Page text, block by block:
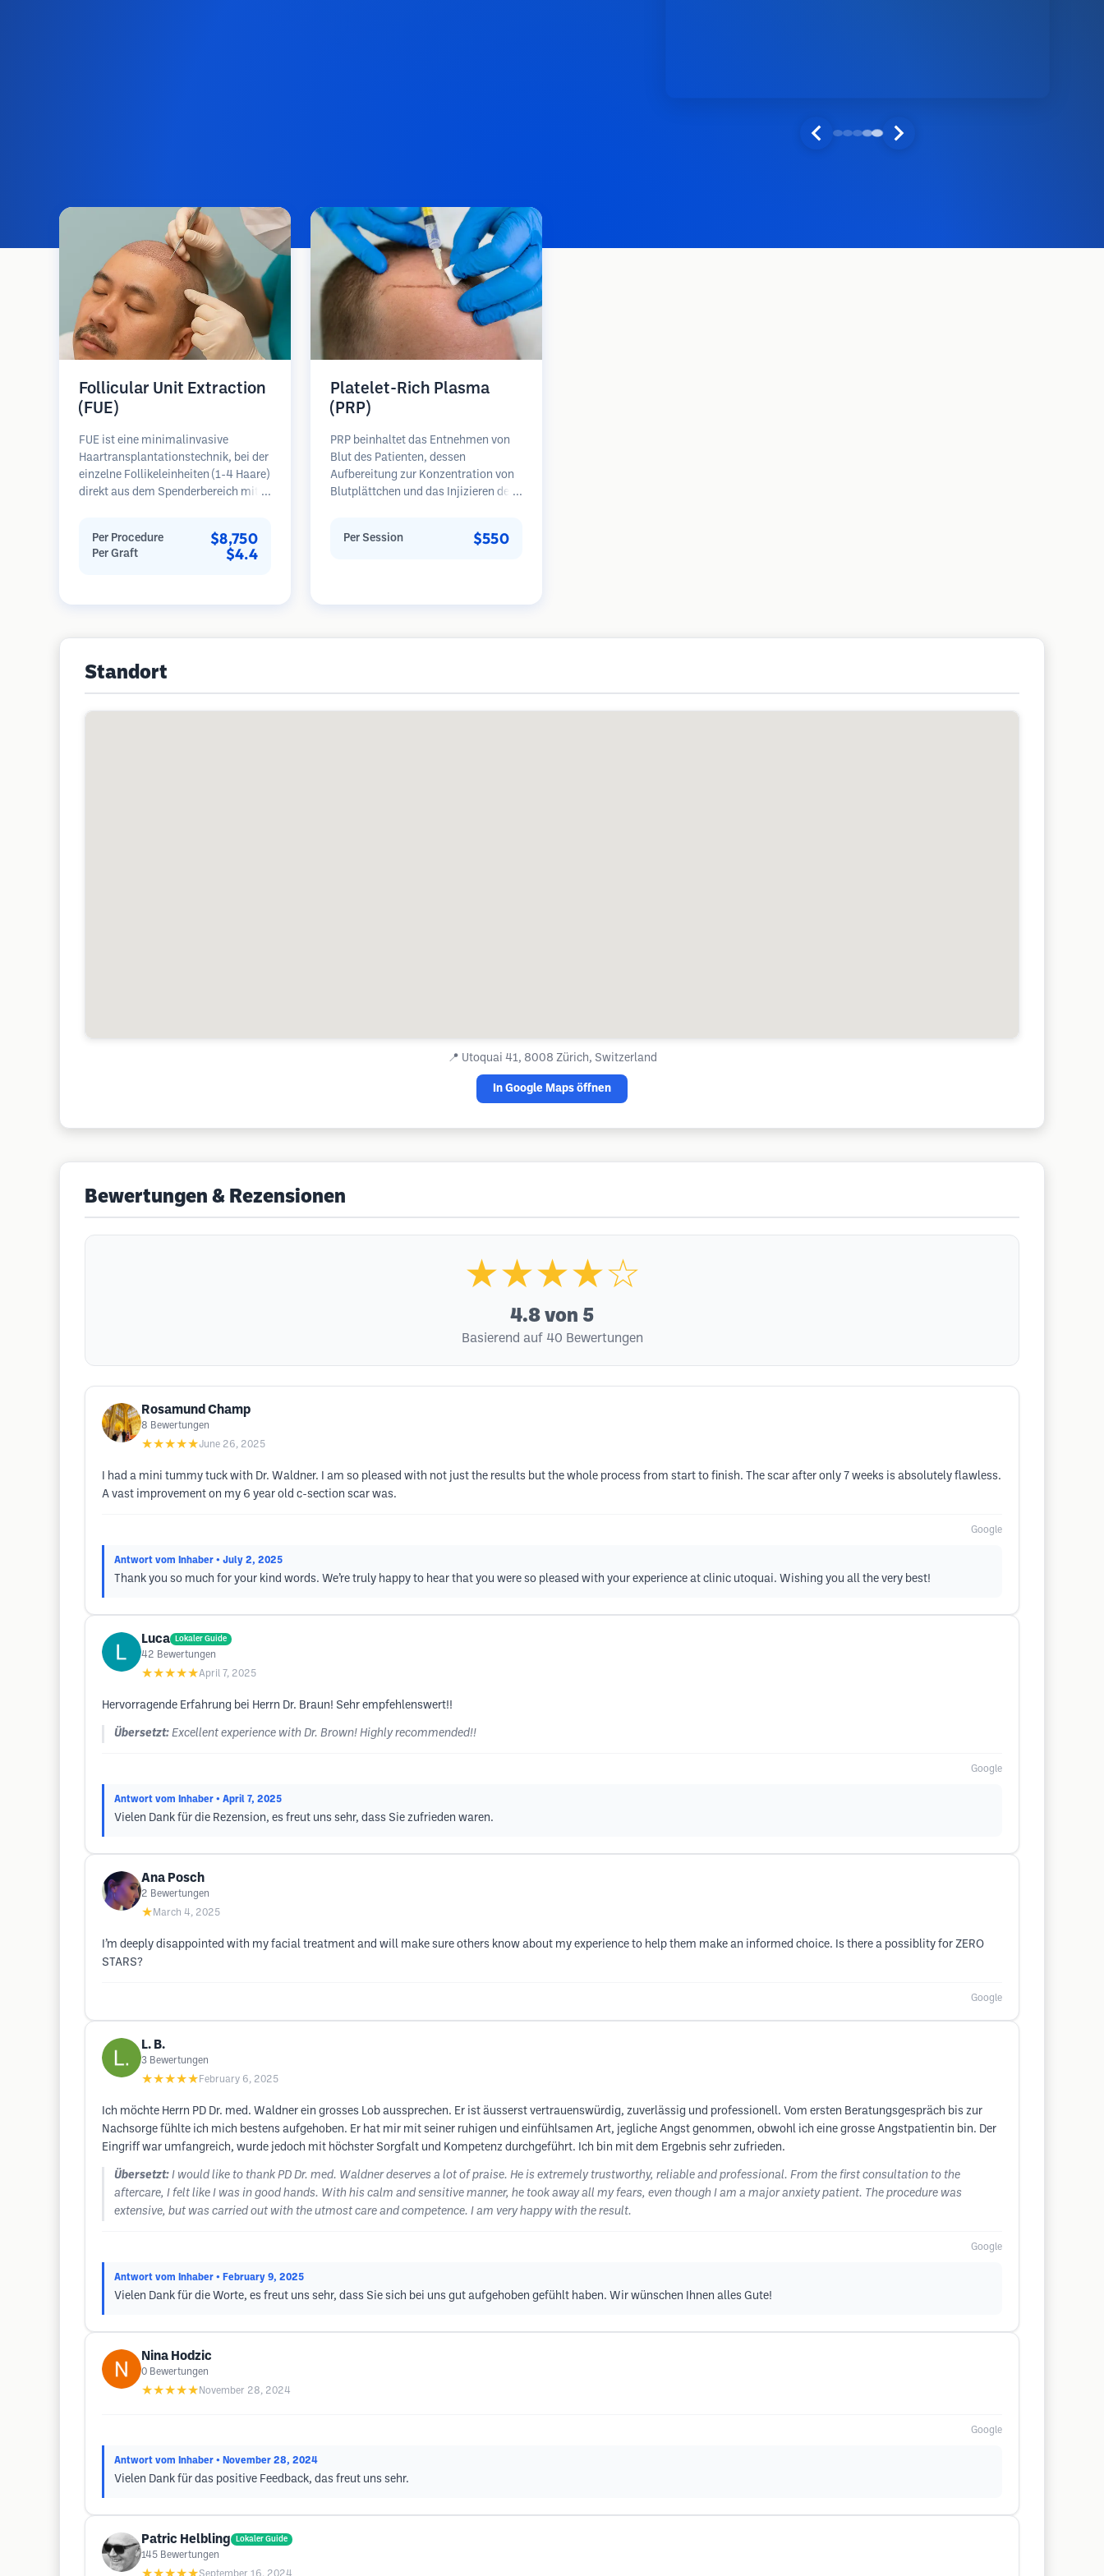
Follicular Unit Extraction
(FUE)
FUE ist eine minimalinvasive
Haartransplantationstechnik, bei der
einzelne Follikeleinheiten (1-4 Haare)
direkt aus dem Spenderbereich mit
werden dann in die
Empfängerbereiche in kahlen Zonen
Per Procedure $8,750
Per Graft $4.4
Platelet-Rich Plasma
(PRP)
PRP beinhaltet das Entnehmen von
Blut des Patienten, dessen
Aufbereitung zur Konzentration von
Blutplättchen und das Injizieren des
Wachstumsfaktoren in den
Per Session $550
Standort
📍 Utoquai 41, 8008 Zürich, Switzerland
In Google Maps öffnen
Bewertungen & Rezensionen
★★★★☆
4.8 von 5
Basierend auf 40 Bewertungen
Rosamund Champ
8 Bewertungen
★★★★★June 26, 2025
I had a mini tummy tuck with Dr. Waldner. I am so pleased with not just the results but the whole process from start to finish. The scar after only 7 weeks is absolutely flawless.
A vast improvement on my 6 year old c-section scar was.
Google
Antwort vom Inhaber • July 2, 2025
Thank you so much for your kind words. We’re truly happy to hear that you were so pleased with your experience at clinic utoquai. Wishing you all the very best!
Luca Lokaler Guide
42 Bewertungen
★★★★★April 7, 2025
Hervorragende Erfahrung bei Herrn Dr. Braun! Sehr empfehlenswert!!
Übersetzt: Excellent experience with Dr. Brown! Highly recommended!!
Google
Antwort vom Inhaber • April 7, 2025
Vielen Dank für die Rezension, es freut uns sehr, dass Sie zufrieden waren.
Ana Posch
2 Bewertungen
★ March 4, 2025
I’m deeply disappointed with my facial treatment and will make sure others know about my experience to help them make an informed choice. Is there a possiblity for ZERO
STARS?
Google
L. B.
3 Bewertungen
★★★★★ February 6, 2025
Ich möchte Herrn PD Dr. med. Waldner ein grosses Lob aussprechen. Er ist äusserst vertrauenswürdig, zuverlässig und professionell. Vom ersten Beratungsgespräch bis zur
Nachsorge fühlte ich mich bestens aufgehoben. Er hat mir mit seiner ruhigen und einfühlsamen Art, jegliche Angst genommen, obwohl ich eine grosse Angstpatientin bin. Der
Eingriff war umfangreich, wurde jedoch mit höchster Sorgfalt und Kompetenz durchgeführt. Ich bin mit dem Ergebnis sehr zufrieden.
Übersetzt: I would like to thank PD Dr. med. Waldner deserves a lot of praise. He is extremely trustworthy, reliable and professional. From the first consultation to the
aftercare, I felt like I was in good hands. With his calm and sensitive manner, he took away all my fears, even though I am a major anxiety patient. The procedure was
extensive, but was carried out with the utmost care and competence. I am very happy with the result.
Google
Antwort vom Inhaber • February 9, 2025
Vielen Dank für die Worte, es freut uns sehr, dass Sie sich bei uns gut aufgehoben gefühlt haben. Wir wünschen Ihnen alles Gute!
Nina Hodzic
0 Bewertungen
★★★★★ November 28, 2024
Google
Antwort vom Inhaber • November 28, 2024
Vielen Dank für das positive Feedback, das freut uns sehr.
Patric Helbling Lokaler Guide
145 Bewertungen
September 16, 2024